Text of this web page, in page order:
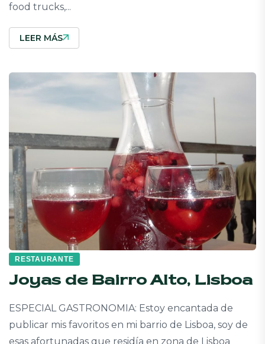
food trucks,...
LEER MÁS
RESTAURANTE
Joyas de Bairro Alto, Lisboa
ESPECIAL GASTRONOMIA: Estoy encantada de
publicar mis favoritos en mi barrio de Lisboa, soy de
esas afortunadas que residía en zona de Lisboa